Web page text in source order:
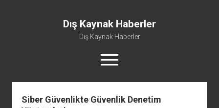
Dış Kaynak Haberler
Dış Kaynak Haberler
menüyü
aç
Facebook Beğeni Arttırma Hilesi
Siber Güvenlikte Güvenlik Denetim